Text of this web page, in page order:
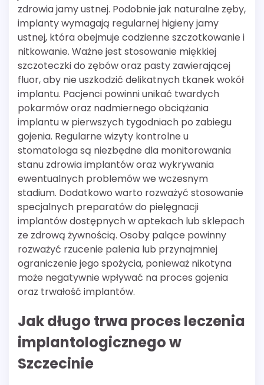
zdrowia jamy ustnej. Podobnie jak naturalne zęby,
implanty wymagają regularnej higieny jamy
ustnej, która obejmuje codzienne szczotkowanie i
nitkowanie. Ważne jest stosowanie miękkiej
szczoteczki do zębów oraz pasty zawierającej
fluor, aby nie uszkodzić delikatnych tkanek wokół
implantu. Pacjenci powinni unikać twardych
pokarmów oraz nadmiernego obciążania
implantu w pierwszych tygodniach po zabiegu
gojenia. Regularne wizyty kontrolne u
stomatologa są niezbędne dla monitorowania
stanu zdrowia implantów oraz wykrywania
ewentualnych problemów we wczesnym
stadium. Dodatkowo warto rozważyć stosowanie
specjalnych preparatów do pielęgnacji
implantów dostępnych w aptekach lub sklepach
ze zdrową żywnością. Osoby palące powinny
rozważyć rzucenie palenia lub przynajmniej
ograniczenie jego spożycia, ponieważ nikotyna
może negatywnie wpływać na proces gojenia
oraz trwałość implantów.
Jak długo trwa proces leczenia
implantologicznego w
Szczecinie